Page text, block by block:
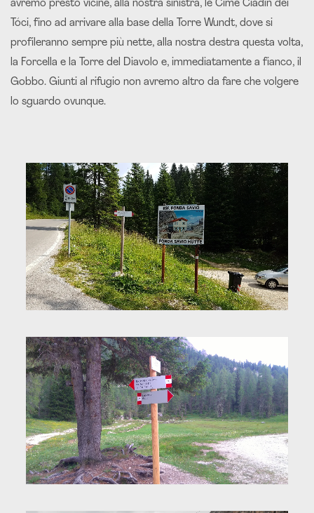
avremo presto vicine, alla nostra sinistra, le Cime Ciadìn dei
Tóci, fino ad arrivare alla base della Torre Wundt, dove si
profileranno sempre più nette, alla nostra destra questa volta,
la Forcella e la Torre del Diavolo e, immediatamente a fianco, il
Gobbo. Giunti al rifugio non avremo altro da fare che volgere
lo sguardo ovunque.